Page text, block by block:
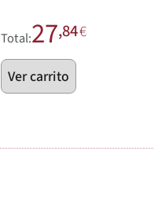
Total:27,84€
Ver carrito